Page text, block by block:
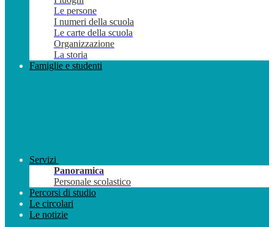
Le persone
I numeri della scuola
Le carte della scuola
Organizzazione
La storia
Famiglie e studenti
Servizi
Panoramica
Personale scolastico
Percorsi di studio
Le circolari
Le notizie